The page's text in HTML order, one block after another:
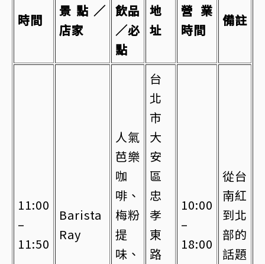
時間
景點／
店家
飲品
／必
點
地
址
營業
時間
備註
11:00
–
11:50
Barista
Ray
人氣
芭樂
咖
啡、
梅粉
提
味、
台
北
市
大
安
區
忠
孝
東
路
10:00
–
18:00
從台
南紅
到北
部的
話題